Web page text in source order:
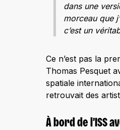
dans une
morceau que
c’est un
Ce n’est pas la
Thomas Pesquet
spatiale
retrouvait des
À bord de l’ISS